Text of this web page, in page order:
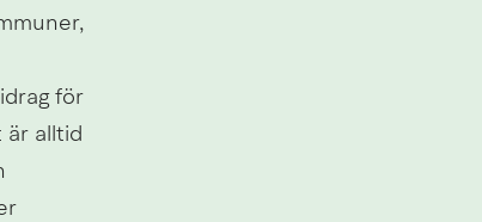
för
är alltid